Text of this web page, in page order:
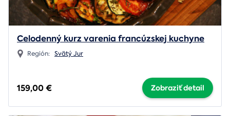
Celodenný kurz varenia francúzskej kuchyne
Región: Svätý Jur
159,00 € Zobraziť detail